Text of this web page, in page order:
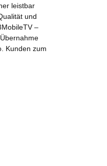
leistbar
und
–
Kunden zum